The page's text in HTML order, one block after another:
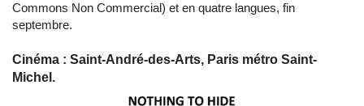
Commons Non Commercial) et en quatre langues, fin
septembre.
Cinéma : Saint-André-des-Arts, Paris métro Saint-
Michel.